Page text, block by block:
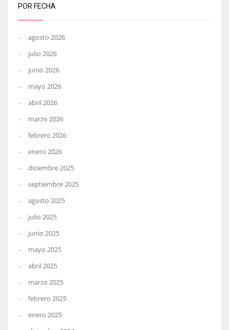
POR FECHA
agosto 2026
julio 2026
junio 2026
mayo 2026
abril 2026
marzo 2026
febrero 2026
enero 2026
diciembre 2025
septiembre 2025
agosto 2025
julio 2025
junio 2025
mayo 2025
abril 2025
marzo 2025
febrero 2025
enero 2025